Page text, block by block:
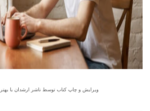
ویرایش و چاپ کتاب توسط ناشر ارشدان با